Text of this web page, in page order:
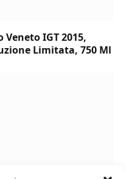
IGT 2015,
Limitata, 750 Ml